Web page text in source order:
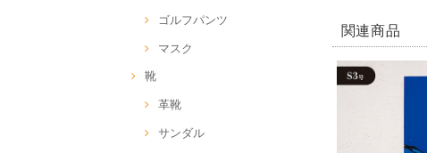
ゴルフパンツ
マスク
靴
革靴
サンダル
関連商品